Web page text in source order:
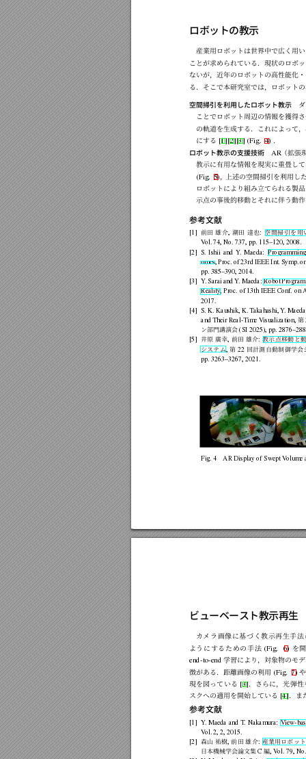
ロボットの教示
産業用ロボット は世界中で広く用
ことが求められている．現状のロボ
ないが，近年のロ ボットの高性能化
る．そこで本研究室では，ロボット
空間掃引を利用したロボット教示
ことでロボット 周辺の情報を獲得
の軌道を生成する．これによって
にする
[1][2][3] (Fig. 4) ．
ロボット教示の支援技術 AR （拡張
教示に有用な情報を現実に重畳し
(Fig. 5) ， 上述の空間掃引を利用し
ロボットにより組み立てられる製
示点の事後的移動とそれに伴う動
参考文献
[1] 前田 雄介, 潮田 達也: 空 間掃 引 を 用
Vol. 74, No. 737, pp. 115–120, 2008.
[2]
S. Ishii and Y. Maeda:
Programming
umes, Proc. of 23rd IEEE Int. Symp.
pp. 385–390, 2014.
[3]
Y. Sarai and Y. Maeda: Robot
Reality, Proc. of 13th IEEE Conf. on
2017.
[4]
S. K. Kaushik, K. Takahashi, Y
and Their Real-Time Visualization, 第
ン部門講演会 (SI 2025), pp.
[5]
井原 廣幸, 前田 雄介: 教示 点移動 と
シ ステ ム 第 22 回計測 自動制 御学会
pp. 3263–3267, 2021.
Fig. 4 AR Display of Swept Volume
ビューベースト教示再生
カメ ラ 画像に基づ く教示再生手法
よ う に する た めの 手法 (Fig. 6) を開
end-to-end 学習に より，対象物のモデ
徴がある．距離画像の利用 (Fig. 7)
現を 図って いる [3] ．さらに，光弾性
スクへの適用を開始している
[4] ．ま
参考文献
[1] Y. Maeda and T. Nakamura: View-
Vol. 2, 2, 2015.
[2]
森山 祐樹, 前 田 雄介: 産業用 ロボ ット
日本機械学会論文集 C 編, Vol. 79, No.